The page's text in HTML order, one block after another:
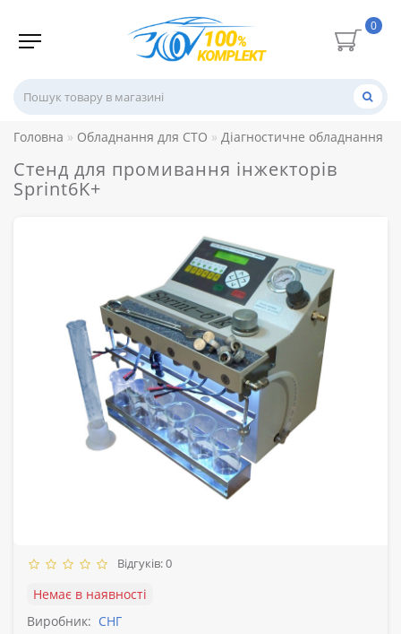
0
Головна Обладнання для СТО Діагностичне обладнання
Стенд для промивання інжекторів
Sprint6K+
Відгуків: 0
Немає в наявності
Виробник: СНГ